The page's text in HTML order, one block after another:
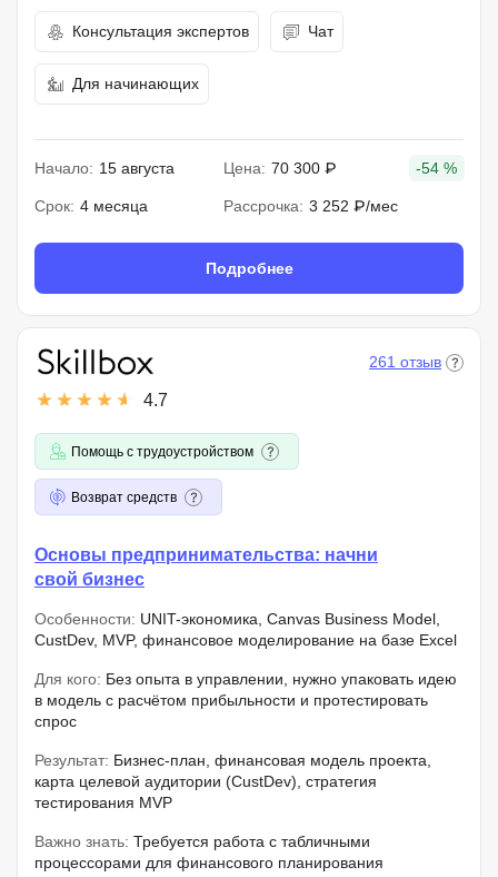
Консультация экспертов Чат
Для начинающих
Начало: 15 августа Цена: 70 300 ₽ -54 %
Срок: 4 месяца Рассрочка: 3 252 ₽/мес
Подробнее
4.7
261 отзыв
Помощь с трудоустройством
Возврат средств
Основы предпринимательства: начни
свой бизнес
Особенности: UNIT-экономика, Canvas Business Model,
CustDev, MVP, финансовое моделирование на базе Excel
Для кого: Без опыта в управлении, нужно упаковать идею
в модель с расчётом прибыльности и протестировать
спрос
Результат: Бизнес-план, финансовая модель проекта,
карта целевой аудитории (CustDev), стратегия
тестирования MVP
Важно знать: Требуется работа с табличными
процессорами для финансового планирования